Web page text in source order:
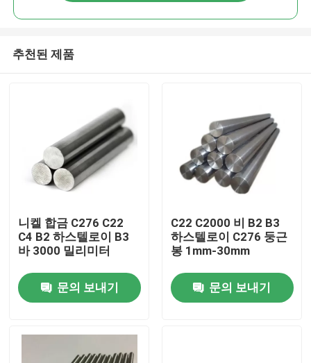
추천된 제품
니켈 합금 C276 C22
C4 B2 하스텔로이 B3
바 3000 밀리미터
문의 보내기
C22 C2000 비 B2 B3
하스텔로이 C276 둥근
봉 1mm-30mm
문의 보내기